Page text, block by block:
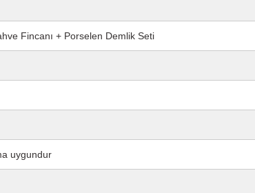
Fincanı + Porselen Demlik Seti
uygundur